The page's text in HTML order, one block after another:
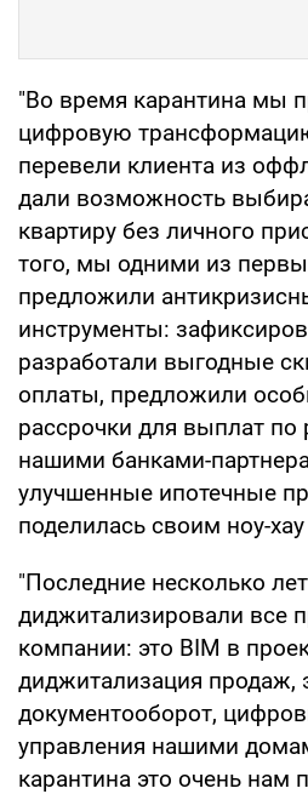
"Во время карантина мы
цифровую
перевели клиента из
дали возможность
квартиру без личного
того, мы одними из
предложили
инструменты:
разработали выгодные
оплаты, предложили
рассрочки для выплат по
нашими банками-
улучшенные ипотечные
поделилась своим ноу-
"Последние несколько
диджитализировали все
компании: это BIM в
диджитализация продаж,
документооборот,
управления нашими
карантина это очень нам